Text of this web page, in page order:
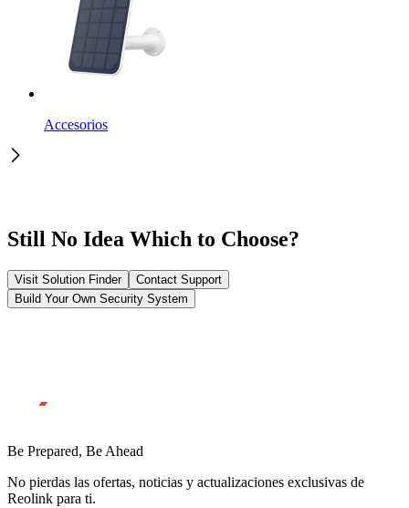
Accesorios
Still No Idea Which to Choose?
Visit Solution Finder
Contact Support
Build Your Own Security System
Be Prepared, Be Ahead
No pierdas las ofertas, noticias y actualizaciones exclusivas de
Reolink para ti.